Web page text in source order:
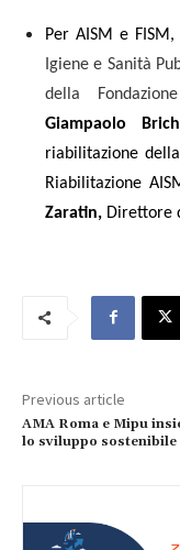
Per AISM e FISM,
Igiene e Sanità
della
Giampaolo
riabilitazione
Riabilitazione
Zaratin, Direttore
Previous article
AMA Roma e Mipu
lo sviluppo sostenibile